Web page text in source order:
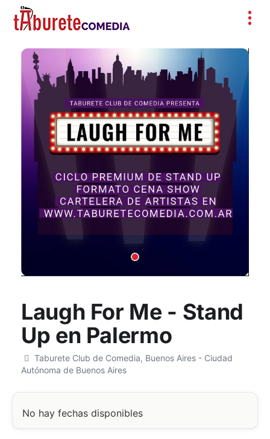
Laugh For Me - Stand
Up en Palermo
Taburete Club de Comedia, Buenos Aires - Ciudad
Autónoma de Buenos Aires
No hay fechas disponibles